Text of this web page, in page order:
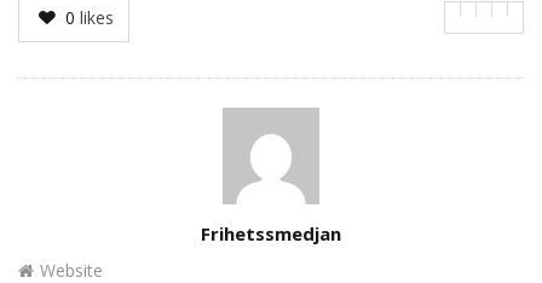
0 likes
Frihetssmedjan
Website